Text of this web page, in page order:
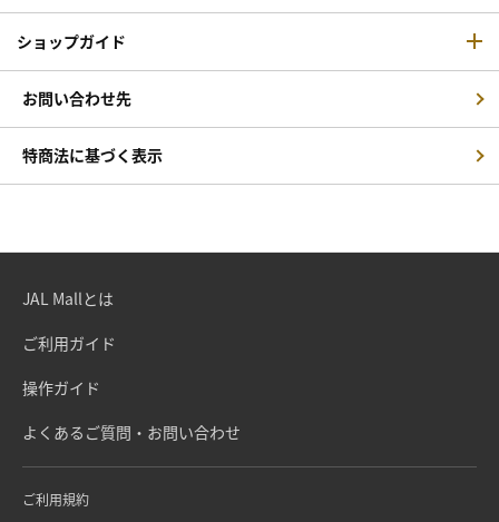
ショップガイド
お問い合わせ先
特商法に基づく表示
JAL Mallとは
ご利用ガイド
操作ガイド
よくあるご質問・お問い合わせ
ご利用規約